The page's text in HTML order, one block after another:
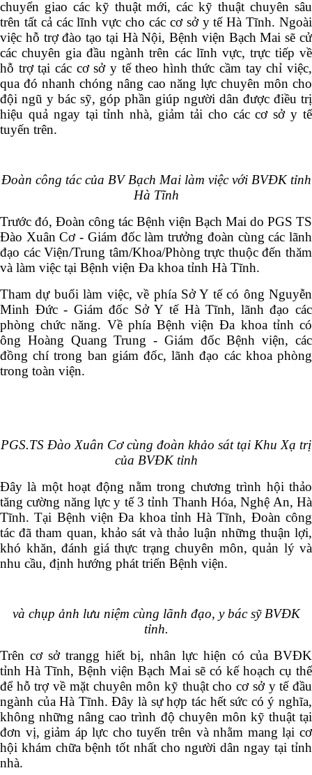
chuyển giao các kỹ thuật mới, các kỹ thuật chuyên sâu
trên tất cả các lĩnh vực cho các cơ sở y tế Hà Tĩnh. Ngoài
việc hỗ trợ đào tạo tại Hà Nội, Bệnh viện Bạch Mai sẽ cử
các chuyên gia đầu ngành trên các lĩnh vực, trực tiếp về
hỗ trợ tại các cơ sở y tế theo hình thức cầm tay chỉ việc,
qua đó nhanh chóng nâng cao năng lực chuyên môn cho
đội ngũ y bác sỹ, góp phần giúp người dân được điều trị
hiệu quả ngay tại tỉnh nhà, giảm tải cho các cơ sở y tế
tuyến trên.
Đoàn công tác của BV Bạch Mai làm việc với BVĐK tỉnh
Hà Tĩnh
Trước đó, Đoàn công tác Bệnh viện Bạch Mai do PGS TS
Đào Xuân Cơ - Giám đốc làm trưởng đoàn cùng các lãnh
đạo các Viện/Trung tâm/Khoa/Phòng trực thuộc đến thăm
và làm việc tại Bệnh viện Đa khoa tỉnh Hà Tĩnh.
Tham dự buổi làm việc, về phía Sở Y tế có ông Nguyễn
Minh Đức - Giám đốc Sở Y tế Hà Tĩnh, lãnh đạo các
phòng chức năng. Về phía Bệnh viện Đa khoa tỉnh có
ông Hoàng Quang Trung - Giám đốc Bệnh viện, các
đồng chí trong ban giám đốc, lãnh đạo các khoa phòng
trong toàn viện.
PGS.TS Đào Xuân Cơ cùng đoàn khảo sát tại Khu Xạ trị
của BVĐK tỉnh
Đây là một hoạt động nằm trong chương trình hội thảo
tăng cường năng lực y tế 3 tỉnh Thanh Hóa, Nghệ An, Hà
Tĩnh. Tại Bệnh viện Đa khoa tỉnh Hà Tĩnh, Đoàn công
tác đã tham quan, khảo sát và thảo luận những thuận lợi,
khó khăn, đánh giá thực trạng chuyên môn, quản lý và
nhu cầu, định hướng phát triển Bệnh viện.
và chụp ảnh lưu niệm cùng lãnh đạo, y bác sỹ BVĐK
tỉnh.
Trên cơ sở trangg hiết bị, nhân lực hiện có của BVĐK
tỉnh Hà Tĩnh, Bệnh viện Bạch Mai sẽ có kế hoạch cụ thể
để hỗ trợ về mặt chuyên môn kỹ thuật cho cơ sở y tế đầu
ngành của Hà Tĩnh. Đây là sự hợp tác hết sức có ý nghĩa,
không những nâng cao trình độ chuyên môn kỹ thuật tại
đơn vị, giảm áp lực cho tuyến trên và nhằm mang lại cơ
hội khám chữa bệnh tốt nhất cho người dân ngay tại tỉnh
nhà.